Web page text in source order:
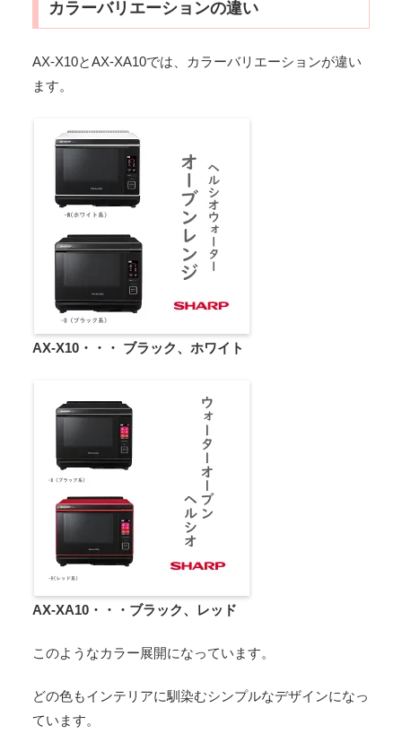
カラーバリエーションの違い
AX-X10とAX-XA10では、カラーバリエーションが違い
ます。
AX-X10・・・ ブラック、ホワイト
AX-XA10・・・ブラック、レッド
このようなカラー展開になっています。
どの色もインテリアに馴染むシンプルなデザインになっ
ています。